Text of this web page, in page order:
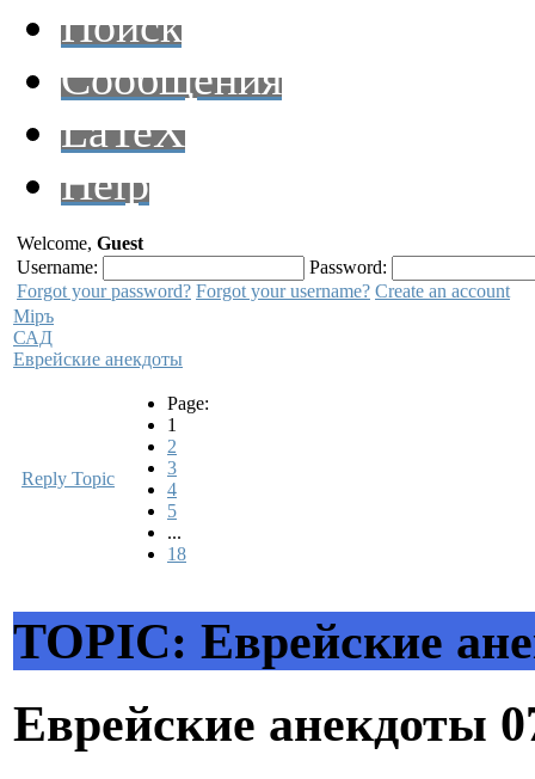
Поиск
Сообщения
LaTeX
Help
Welcome, Guest
Username:
Password:
Forgot your password? Forgot your username? Create an account
Мiръ
САД
Еврейские анекдоты
Reply Topic
Page:
1
2
3
4
5
...
18
TOPIC: Еврейские
Еврейские анекдоты